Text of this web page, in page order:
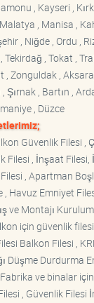
, Kayseri ,
, Manisa ,
, Niğde , Ordu ,
Tekirdağ , Tokat ,
, Zonguldak ,
Şırnak , Bartın ,
, Düzce
Güvenlik Filesi ,
Filesi , İnşaat
, Apartman
, Havuz Emniyet
ve Montajı
için güvenlik
Balkon Filesi ,
Düşme Durdurma
ve binalar
, Güvenlik Filesi